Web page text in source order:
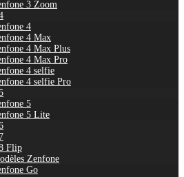
3 Zoom
4
4 Max
4 Max Plus
4 Max Pro
4 selfie
4 selfie Pro
5
5 Lite
Flip
Zenfone
Go